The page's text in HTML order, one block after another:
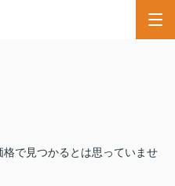
で見つかるとは思っていませ